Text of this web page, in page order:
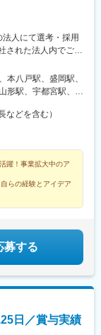
法人にて選考・採用
された法人内でご希
（営業所によって
＜各社共通＞■アイ
、宮城県、秋田
県、石川県、長野
、香川県、愛媛
県、栃木県、埼玉
県、新潟県、石川
、香川県、愛媛
県■アイリスソーコ
、福岡県■アイリ
本八戸駅、盛岡駅、
形駅、宇都宮駅、大
江田駅(神奈川県)、
、志賀本通駅、味岡
前駅、南区役所前
(福岡県)、肥前麓
こ浦西駅、浜松町
駅、伊勢佐木長者町
長堀橋駅、河内永
ーケード駅、慶徳
駅、千葉中央駅、
どを含む）
躍！事業拡大中のア
らの経験とアイデア
募する
日／賞与実績